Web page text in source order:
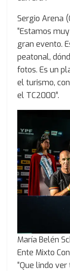
Sergio Arena
“Estamos
gran evento.
peatonal,
fotos. Es un
el turismo,
el TC2000”.
María Belén
Ente Mixto
“Que lindo